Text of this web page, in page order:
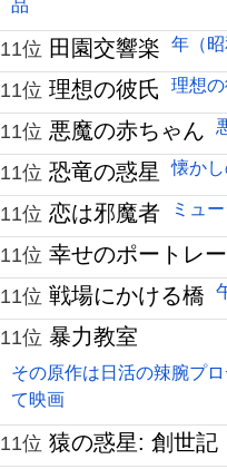
品
11位 田園交響楽 年（
11位 理想の彼氏 理想
11位 悪魔の赤ちゃん
11位 恐竜の惑星 懐か
11位 恋は邪魔者 ミュ
11位 幸せのポートレー
11位 戦場にかける橋
11位 暴力教室
その原作は日活の辣腕プ
て映画
11位 猿の惑星: 創世記